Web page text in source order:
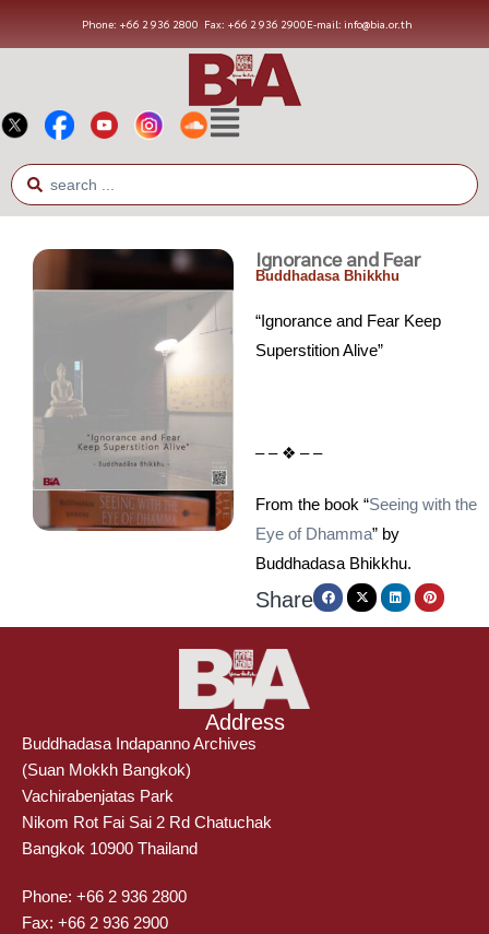
Phone: +66 2 936 2800 Fax: +66 2 936 2900E-mail: info@bia.or.th
Ignorance and Fear
Buddhadasa Bhikkhu
“Ignorance and Fear Keep
Superstition Alive”
– – ❖ – –
From the book “Seeing with the
Eye of Dhamma” by
Buddhadasa Bhikkhu.
Share
Address
Buddhadasa Indapanno Archives
(Suan Mokkh Bangkok)
Vachirabenjatas Park
Nikom Rot Fai Sai 2 Rd Chatuchak
Bangkok 10900 Thailand
Phone: +66 2 936 2800
Fax: +66 2 936 2900